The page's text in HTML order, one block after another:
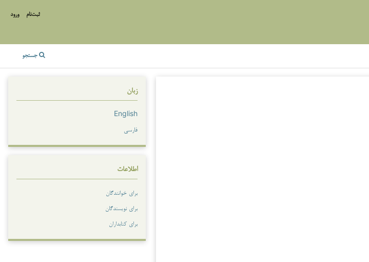
جستجو
ثبت‌نام ورود
زبان
English
فارسی
اطلاعات
برای خوانندگان
برای نویسندگان
برای کتابداران